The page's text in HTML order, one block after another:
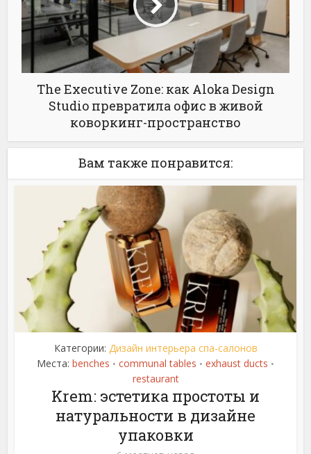
The Executive Zone: как Aloka Design
Studio превратила офис в живой
коворкинг-пространство
Вам также понравится:
Категории: Дизайн интерьера спа-салонов
Места: benches • communal tables • exhaust ducts •
restaurant
Krem: эстетика простоты и
натуральности в дизайне
упаковки